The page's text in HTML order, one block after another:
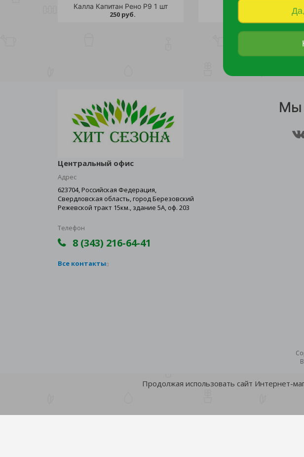
Калла Капитан Рено Р9 1 шт
250 руб.
Мы
Центральный офис
Адрес
623704, Российская Федерация,
Свердловская область, город Березовский
Режевской тракт 15км., здание 5А, оф. 203
Телефон
8 (343) 216-64-41
Все контакты
Продолжая использовать сайт Интернет-